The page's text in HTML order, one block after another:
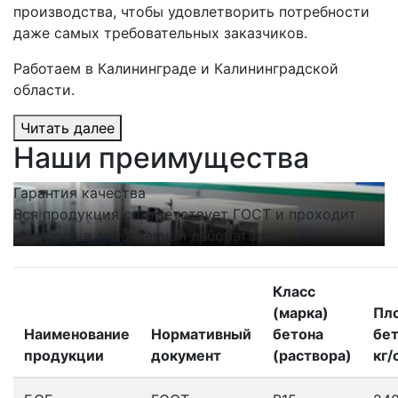
производства, чтобы удовлетворить потребности
даже самых требовательных заказчиков.
Работаем в Калининграде и Калининградской
области.
Читать далее
Наши преимущества
Гарантия качества
Вся продукция соответствует ГОСТ и проходит
контроль в собственной лаборатории.
Наименование
продукции
Нормативный
документ
Класс
(марка)
бетона
(раствора)
кг/